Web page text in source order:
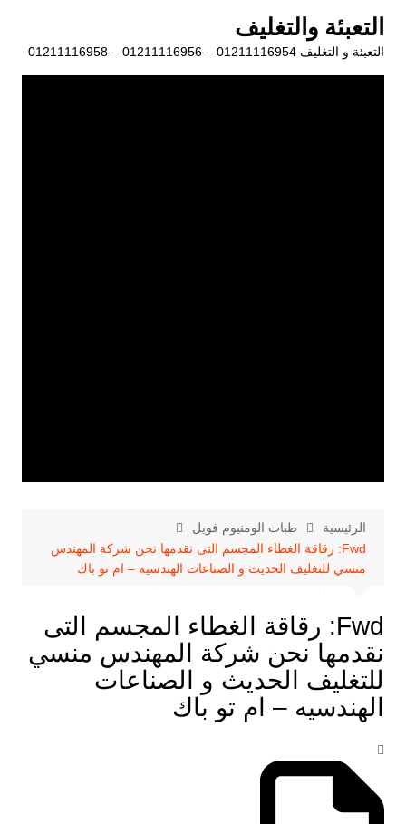
المحتوى
التعبئة والتغليف
التعبئة و التغليف 01211116954 – 01211116956 – 01211116958
الرئيسية
طبات الومنيوم فويل
Fwd: رقاقة الغطاء المجسم التى نقدمها نحن شركة المهندس
منسي للتغليف الحديث و الصناعات الهندسيه – ام تو باك
Fwd: رقاقة الغطاء المجسم التى
نقدمها نحن شركة المهندس منسي
للتغليف الحديث و الصناعات
الهندسيه – ام تو باك